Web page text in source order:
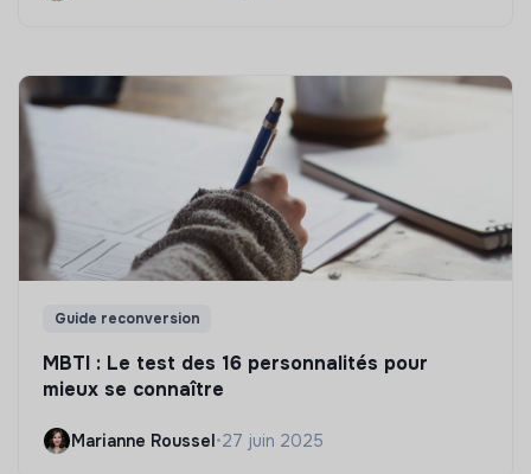
Guide reconversion
MBTI : Le test des 16 personnalités pour
mieux se connaître
Marianne Roussel•27 juin 2025